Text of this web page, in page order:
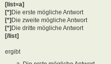
[list=a]
[*]Die erste mögliche Antwort
[*]Die zweite mögliche Antwort
[*]Die dritte mögliche Antwort
[/list]
ergibt